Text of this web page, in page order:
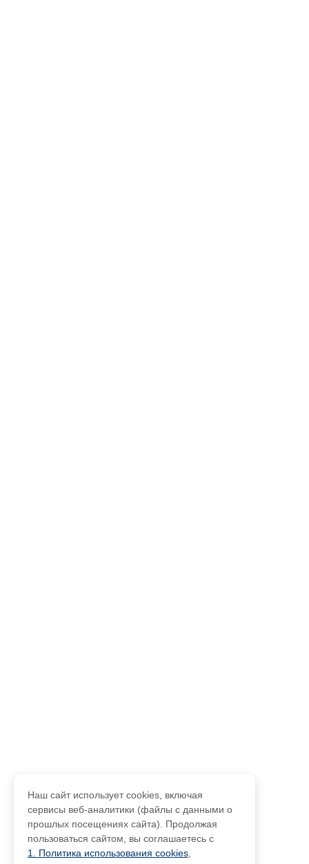
Наш сайт использует cookies, включая
сервисы веб-аналитики (файлы с данными о
прошлых посещениях сайта). Продолжая
пользоваться сайтом, вы соглашаетесь с
1. Политика использования cookies